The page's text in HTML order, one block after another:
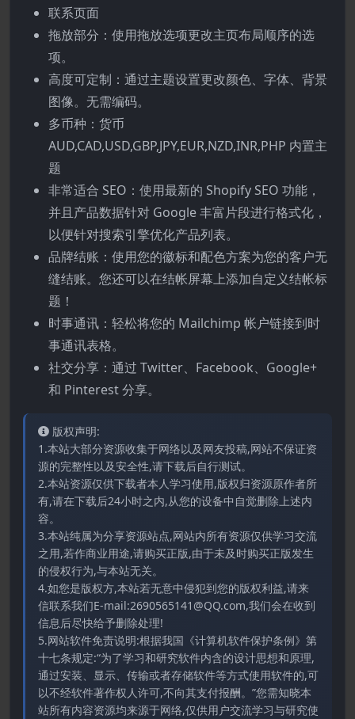
联系页面
拖放部分：使用拖放选项更改主页布局顺序的选
项。
高度可定制：通过主题设置更改颜色、字体、背景
图像。无需编码。
多币种：货币
AUD,CAD,USD,GBP,JPY,EUR,NZD,INR,PHP 内置主
题
非常适合 SEO：使用最新的 Shopify SEO 功能，
并且产品数据针对 Google 丰富片段进行格式化，
以便针对搜索引擎优化产品列表。
品牌结账：使用您的徽标和配色方案为您的客户无
缝结账。您还可以在结帐屏幕上添加自定义结帐标
题！
时事通讯：轻松将您的 Mailchimp 帐户链接到时
事通讯表格。
社交分享：通过 Twitter、Facebook、Google+
和 Pinterest 分享。
版权声明:
1.本站大部分资源收集于网络以及网友投稿,网站不保证资
源的完整性以及安全性,请下载后自行测试。
2.本站资源仅供下载者本人学习使用,版权归资源原作者所
有,请在下载后24小时之内,从您的设备中自觉删除上述内
容。
3.本站纯属为分享资源站点,网站内所有资源仅供学习交流
之用,若作商业用途,请购买正版,由于未及时购买正版发生
的侵权行为,与本站无关。
4.如您是版权方,本站若无意中侵犯到您的版权利益,请来
信联系我们E-mail:2690565141@QQ.com,我们会在收到
信息后尽快给予删除处理!
5.网站软件免责说明:根据我国《计算机软件保护条例》第
十七条规定:“为了学习和研究软件内含的设计思想和原理,
通过安装、显示、传输或者存储软件等方式使用软件的,可
以不经软件著作权人许可,不向其支付报酬。”您需知晓本
站所有内容资源均来源于网络,仅供用户交流学习与研究使